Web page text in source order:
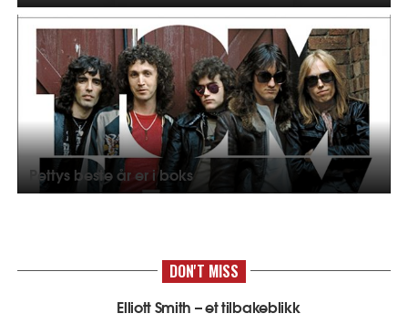
Pettys beste år er i boks
DON'T MISS
Elliott Smith – et tilbakeblikk